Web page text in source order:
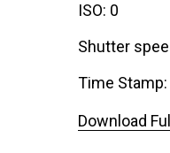
ISO: 0
Shutter
Time Stamp:
Download